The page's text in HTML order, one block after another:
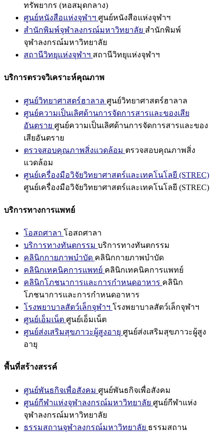
ทรัพยากร (หอสมุดกลาง)
ศูนย์หนังสือแห่งจุฬาฯ ศูนย์หนังสือแห่งจุฬาฯ
สำนักพิมพ์จุฬาลงกรณ์มหาวิทยาลัย สำนักพิมพ์
จุฬาลงกรณ์มหาวิทยาลัย
สถานีวิทยุแห่งจุฬาฯ สถานีวิทยุแห่งจุฬาฯ
บริการตรวจวิเคราะห์คุณภาพ
ศูนย์วิทยาศาสตร์ฮาลาล ศูนย์วิทยาศาสตร์ฮาลาล
ศูนย์ความเป็นเลิศด้านการจัดการสารและของเสีย
อันตราย ศูนย์ความเป็นเลิศด้านการจัดการสารและของ
เสียอันตราย
ตรวจสอบคุณภาพสิ่งแวดล้อม ตรวจสอบคุณภาพสิ่ง
แวดล้อม
ศูนย์เครื่องมือวิจัยวิทยาศาสตร์และเทคโนโลยี (STREC)
ศูนย์เครื่องมือวิจัยวิทยาศาสตร์และเทคโนโลยี (STREC)
บริการทางการแพทย์
โอสถศาลา โอสถศาลา
บริการทางทันตกรรม บริการทางทันตกรรม
คลินิกกายภาพบำบัด คลินิกกายภาพบำบัด
คลินิกเทคนิคการแพทย์ คลินิกเทคนิคการแพทย์
คลินิกโภชนาการและการกำหนดอาหาร คลินิก
โภชนาการและการกำหนดอาหาร
โรงพยาบาลสัตว์เล็กจุฬาฯ โรงพยาบาลสัตว์เล็กจุฬาฯ
ศูนย์เอ็มเน็ต ศูนย์เอ็มเน็ต
ศูนย์ส่งเสริมสุขภาวะผู้สูงอายุ ศูนย์ส่งเสริมสุขภาวะผู้สูง
อายุ
พื้นที่สร้างสรรค์
ศูนย์พันธกิจเพื่อสังคม ศูนย์พันธกิจเพื่อสังคม
ศูนย์กีฬาแห่งจุฬาลงกรณ์มหาวิทยาลัย ศูนย์กีฬาแห่ง
จุฬาลงกรณ์มหาวิทยาลัย
ธรรมสถานจุฬาลงกรณ์มหาวิทยาลัย ธรรมสถาน